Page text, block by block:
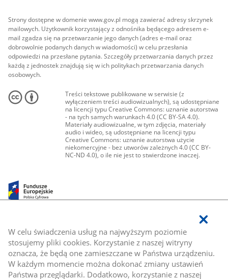
W celu świadczenia usług na najwyższym poziomie
stosujemy pliki cookies. Korzystanie z naszej witryny
oznacza, że będą one zamieszczane w Państwa urządzeniu.
W każdym momencie można dokonać zmiany ustawień
Państwa przeglądarki. Dodatkowo, korzystanie z naszej
Strony dostępne w domenie www.gov.pl mogą zawierać adresy skrzynek
mailowych. Użytkownik korzystający z odnośnika będącego adresem e-
mail zgadza się na przetwarzanie jego danych (adres e-mail oraz
dobrowolnie podanych danych w wiadomości) w celu przesłania
odpowiedzi na przesłane pytania. Szczegóły przetwarzania danych przez
każdą z jednostek znajdują się w ich politykach przetwarzania danych
osobowych.
Treści tekstowe publikowane w serwisie (z
wyłączeniem treści audiowizualnych), są udostępniane
na licencji typu Creative Commons: uznanie autorstwa
- na tych samych warunkach 4.0 (CC BY-SA 4.0).
Materiały audiowizualne, w tym zdjęcia, materiały
audio i wideo, są udostępniane na licencji typu
Creative Commons: uznanie autorstwa użycie
niekomercyjne - bez utworów zależnych 4.0 (CC BY-
NC-ND 4.0), o ile nie jest to stwierdzone inaczej.